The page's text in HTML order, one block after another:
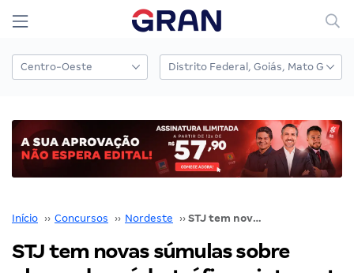
Início ›› Concursos ›› Nordeste ›› STJ tem novas súmulas sobre planos de saúde, tráfico e internet clandestina
STJ tem novas súmulas sobre